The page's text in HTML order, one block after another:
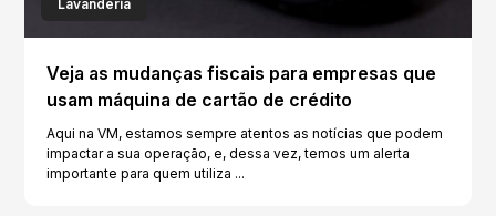
Lavanderia
Veja as mudanças fiscais para empresas que
usam máquina de cartão de crédito
Aqui na VM, estamos sempre atentos as notícias que podem
impactar a sua operação, e, dessa vez, temos um alerta
importante para quem utiliza ...